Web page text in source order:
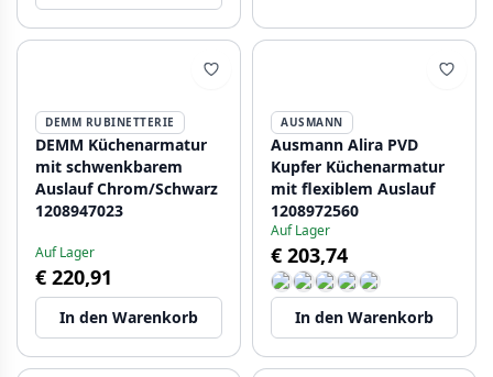
DEMM RUBINETTERIE
DEMM Küchenarmatur
mit schwenkbarem
Auslauf Chrom/Schwarz
1208947023
Auf Lager
€ 220,91
In den Warenkorb
AUSMANN
Ausmann Alira PVD
Kupfer Küchenarmatur
mit flexiblem Auslauf
1208972560
Auf Lager
€ 203,74
In den Warenkorb